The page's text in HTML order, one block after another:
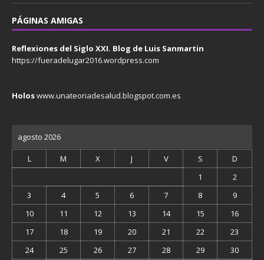
PÁGINAS AMIGAS
Reflexiones del Siglo XXI. Blog de Luis Sanmartin
https://fueradelugar2016.wordpress.com
Holoswww.unateoriadesalud.blogspot.com.es
agosto 2026
L M X J V S
D
1
2
3
4 5 6 7 8
9
10
11 12 13 14 15
16
17
18 19 20 21 22
23
24
25 26 27 28 29 30